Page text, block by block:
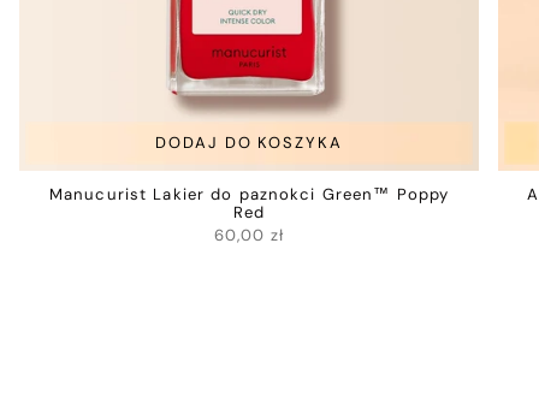
DODAJ DO KOSZYKA
Manucurist Lakier do paznokci Green™ Poppy
Red
60,00 zł